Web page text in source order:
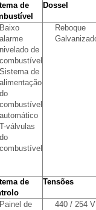
de
Dossel
Baixo
alarme
nivelado de
combustível
Sistema de
alimentação
do
combustível
automático
T-válvulas
do
combustível
Reboque
de
Tensões
Painel de
440 / 254 V